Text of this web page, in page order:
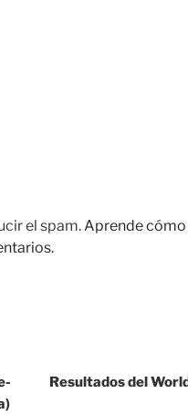
el spam.Aprende cómo
Resultados del